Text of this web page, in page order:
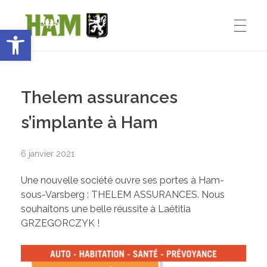
Ouvrir la barre d’outils
Ham-sous-Varsberg
VIE MUNICIPALE
Inventons le HAM de demain
Le Maire : Edmond Bettinger
Thelem assurances
s’implante à Ham
6 janvier 2021
Une nouvelle société ouvre ses portes à Ham-
sous-Varsberg : THELEM ASSURANCES. Nous
souhaitons une belle réussite à Laëtitia
GRZEGORCZYK !